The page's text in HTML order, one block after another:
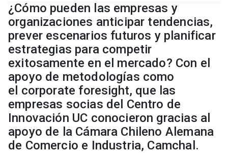
¿Cómo pueden las empresas y
organizaciones anticipar tendencias,
prever escenarios futuros y planificar
estrategias para competir
exitosamente en el mercado? Con el
apoyo de metodologías como
el corporate foresight, que las
empresas socias del Centro de
Innovación UC conocieron gracias al
apoyo de la Cámara Chileno Alemana
de Comercio e Industria, Camchal.